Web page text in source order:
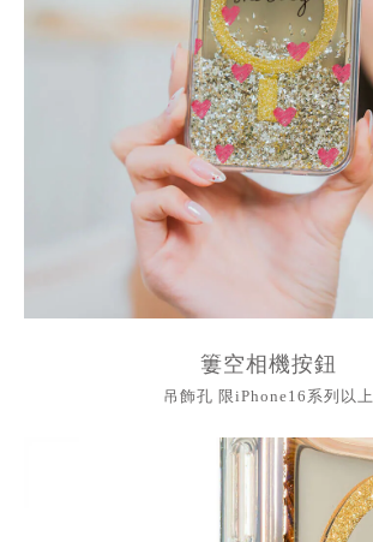
簍空相機按鈕
吊飾孔 限iPhone16系列以上